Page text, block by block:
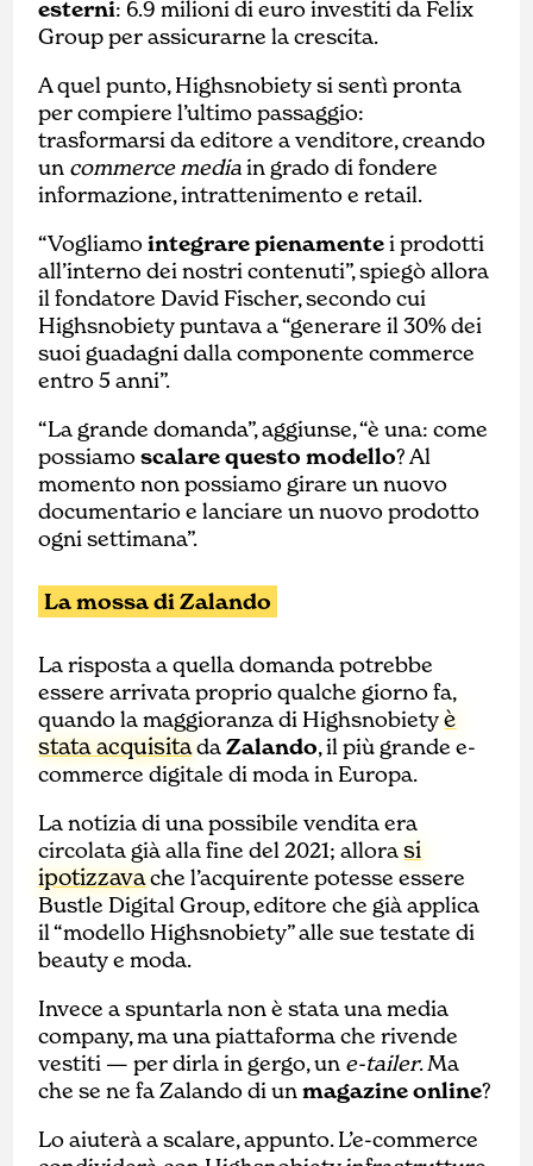
esterni: 6.9 milioni di euro investiti da Felix
Group per assicurarne la crescita.
A quel punto, Highsnobiety si sentì pronta
per compiere l’ultimo passaggio:
trasformarsi da editore a venditore, creando
un commerce mediain grado di fondere
informazione, intrattenimento e retail.
“Vogliamointegrare pienamentei prodotti
all’interno dei nostri contenuti”, spiegò allora
il fondatore David Fischer, secondo cui
Highsnobiety puntava a “generare il 30% dei
suoi guadagni dalla componente commerce
entro 5 anni”.
“La grande domanda”, aggiunse, “è una: come
possiamoscalare questo modello? Al
momento non possiamo girare un nuovo
documentario e lanciare un nuovo prodotto
ogni settimana”.
La mossa di Zalando
La risposta a quella domanda potrebbe
essere arrivata proprio qualche giorno fa,
quando la maggioranza di Highsnobietyè
stata acquisitadaZalando, il più grande e-
commerce digitale di moda in Europa.
La notizia di una possibile vendita era
circolata già alla fine del 2021; allorasi
ipotizzavache l’acquirente potesse essere
Bustle Digital Group, editore che già applica
il “modello Highsnobiety” alle sue testate di
beauty e moda.
Invece a spuntarla non è stata una media
company, ma una piattaforma che rivende
vestiti — per dirla in gergo, un e-tailer. Ma
che se ne fa Zalando di unmagazine online?
Lo aiuterà a scalare, appunto. L’e-commerce